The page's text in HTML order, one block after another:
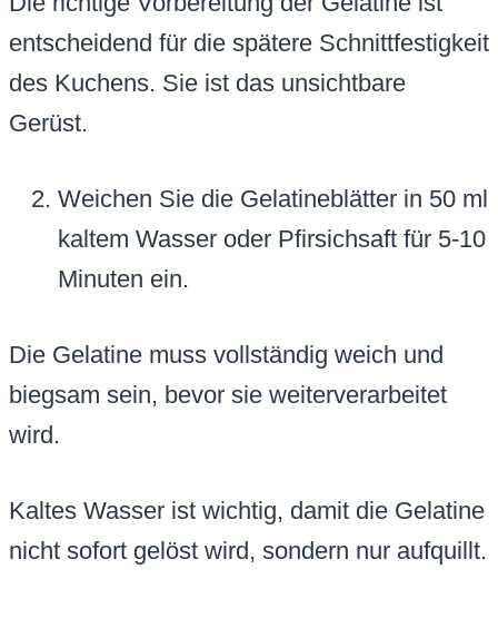
entscheidend für die spätere Schnittfestigkeit
des Kuchens. Sie ist das unsichtbare
Gerüst.
Weichen Sie die Gelatineblätter in 50 ml
kaltem Wasser oder Pfirsichsaft für 5-10
Minuten ein.
Die Gelatine muss vollständig weich und
biegsam sein, bevor sie weiterverarbeitet
wird.
Kaltes Wasser ist wichtig, damit die Gelatine
nicht sofort gelöst wird, sondern nur aufquillt.